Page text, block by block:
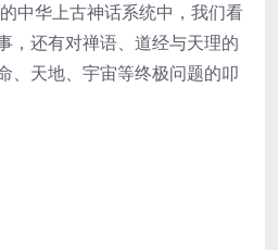
中华上古神话系统中，我们看
，还有对禅语、道经与天理的
、天地、宇宙等终极问题的叩